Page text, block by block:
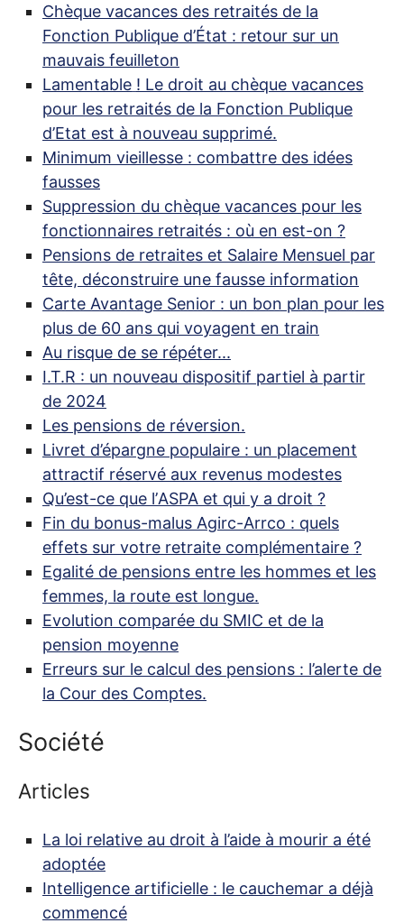
Chèque vacances des retraités de la
Fonction Publique d’État : retour sur un
mauvais feuilleton
Lamentable ! Le droit au chèque vacances
pour les retraités de la Fonction Publique
d’Etat est à nouveau supprimé.
Minimum vieillesse : combattre des idées
fausses
Suppression du chèque vacances pour les
fonctionnaires retraités : où en est-on ?
Pensions de retraites et Salaire Mensuel par
tête, déconstruire une fausse information
Carte Avantage Senior : un bon plan pour les
plus de 60 ans qui voyagent en train
Au risque de se répéter...
I.T.R : un nouveau dispositif partiel à partir
de 2024
Les pensions de réversion.
Livret d’épargne populaire : un placement
attractif réservé aux revenus modestes
Qu’est-ce que l’ASPA et qui y a droit ?
Fin du bonus-malus Agirc-Arrco : quels
effets sur votre retraite complémentaire ?
Egalité de pensions entre les hommes et les
femmes, la route est longue.
Evolution comparée du SMIC et de la
pension moyenne
Erreurs sur le calcul des pensions : l’alerte de
la Cour des Comptes.
Société
Articles
La loi relative au droit à l’aide à mourir a été
adoptée
Intelligence artificielle : le cauchemar a déjà
commencé